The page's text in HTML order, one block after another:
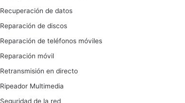
Recuperación de datos
Reparación de discos
Reparación de teléfonos móviles
Reparación móvil
Retransmisión en directo
Ripeador Multimedia
Seguridad de la red